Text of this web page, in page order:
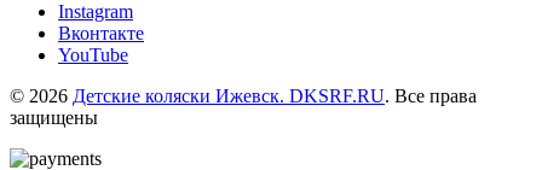
Instagram
Вконтакте
YouTube
© 2026 Детские коляски Ижевск. DKSRF.RU. Все права
защищены